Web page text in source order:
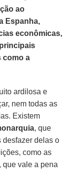
ao
Espanha,
econômicas,
como a
ardilosa e
nem todas as
Existem
, que
desfazer delas o
como as
vale a pena